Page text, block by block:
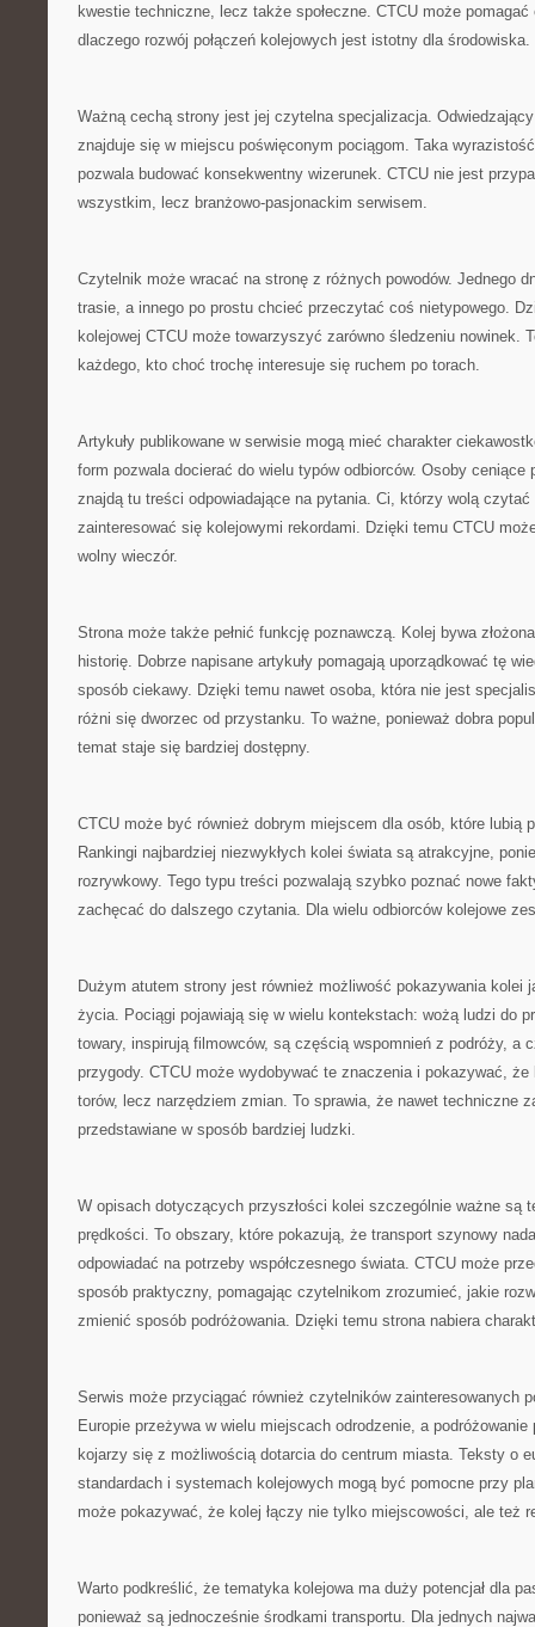
kwestie techniczne, lecz także społeczne. CTCU może
dlaczego rozwój połączeń kolejowych jest istotny dla środowiska.
Ważną cechą strony jest jej czytelna specjalizacja.
znajduje się w miejscu poświęconym pociągom. Taka
pozwala budować konsekwentny wizerunek. CTCU nie jest
wszystkim, lecz branżowo-pasjonackim serwisem.
Czytelnik może wracać na stronę z różnych powodów. Jednego
trasie, a innego po prostu chcieć przeczytać coś nietypowego.
kolejowej CTCU może towarzyszyć zarówno śledzeniu nowinek.
każdego, kto choć trochę interesuje się ruchem po torach.
Artykuły publikowane w serwisie mogą mieć charakter
form pozwala docierać do wielu typów odbiorców. Osoby ceniące
znajdą tu treści odpowiadające na pytania. Ci, którzy wolą
zainteresować się kolejowymi rekordami. Dzięki temu CTCU
wolny wieczór.
Strona może także pełnić funkcję poznawczą. Kolej bywa
historię. Dobrze napisane artykuły pomagają uporządkować tę
sposób ciekawy. Dzięki temu nawet osoba, która nie jest
różni się dworzec od przystanku. To ważne, ponieważ dobra
temat staje się bardziej dostępny.
CTCU może być również dobrym miejscem dla osób, które lubią
Rankingi najbardziej niezwykłych kolei świata są atrakcyjne,
rozrywkowy. Tego typu treści pozwalają szybko poznać nowe
zachęcać do dalszego czytania. Dla wielu odbiorców kolejowe
Dużym atutem strony jest również możliwość pokazywania kolei
życia. Pociągi pojawiają się w wielu kontekstach: wożą ludzi do
towary, inspirują filmowców, są częścią wspomnień z podróży, a
przygody. CTCU może wydobywać te znaczenia i pokazywać,
torów, lecz narzędziem zmian. To sprawia, że nawet techniczne
przedstawiane w sposób bardziej ludzki.
W opisach dotyczących przyszłości kolei szczególnie ważne są
prędkości. To obszary, które pokazują, że transport szynowy
odpowiadać na potrzeby współczesnego świata. CTCU może
sposób praktyczny, pomagając czytelnikom zrozumieć, jakie
zmienić sposób podróżowania. Dzięki temu strona nabiera
Serwis może przyciągać również czytelników zainteresowanych
Europie przeżywa w wielu miejscach odrodzenie, a
kojarzy się z możliwością dotarcia do centrum miasta. Teksty o
standardach i systemach kolejowych mogą być pomocne przy
może pokazywać, że kolej łączy nie tylko miejscowości, ale też
Warto podkreślić, że tematyka kolejowa ma duży potencjał dla
ponieważ są jednocześnie środkami transportu. Dla jednych